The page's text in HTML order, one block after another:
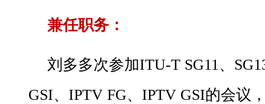
兼任职务：
刘多多次参加ITU-T SG11、
GSI、IPTV FG、IPTV GSI的会议